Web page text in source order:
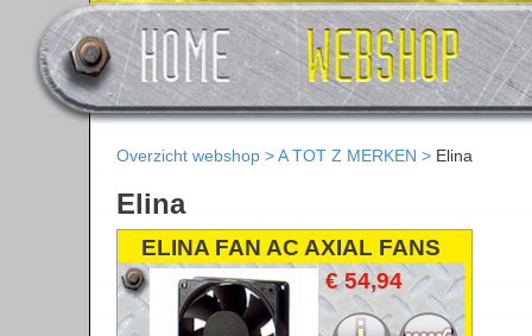
Overzicht webshop >A TOT Z MERKEN > Elina
Elina
ELINA FAN AC AXIAL FANS
€ 54,94